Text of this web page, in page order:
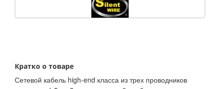
Кратко о товаре
Сетевой кабель high-end класса из трех проводников